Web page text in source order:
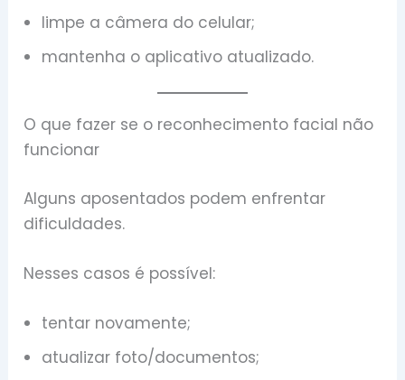
limpe a câmera do celular;
mantenha o aplicativo atualizado.
O que fazer se o reconhecimento facial não
funcionar
Alguns aposentados podem enfrentar
dificuldades.
Nesses casos é possível:
tentar novamente;
atualizar foto/documentos;